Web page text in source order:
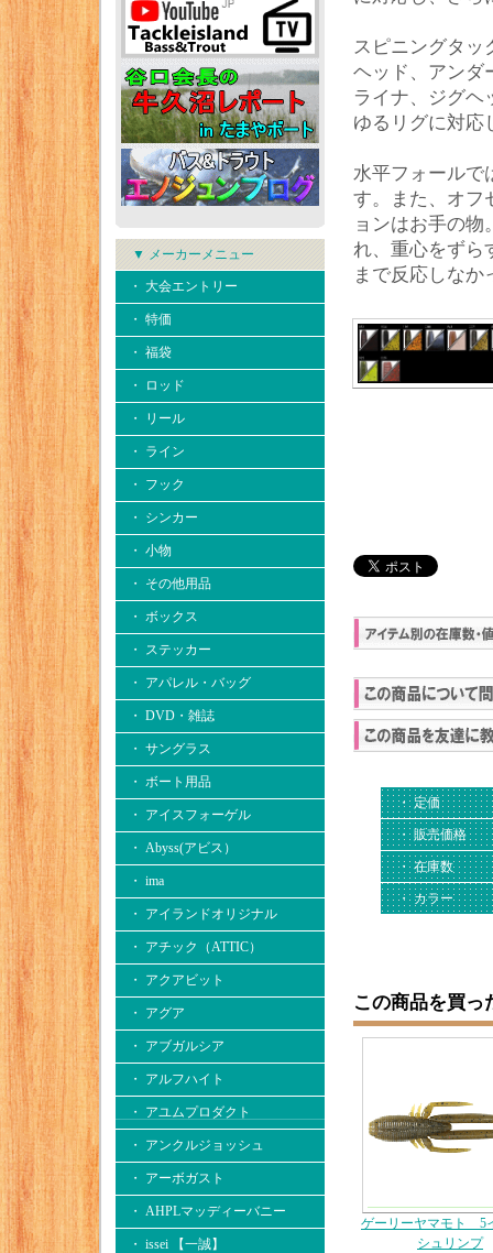
▼ メーカーメニュー
・ 大会エントリー
・ 特価
・ 福袋
・ ロッド
・ リール
・ ライン
・ フック
・ シンカー
・ 小物
・ その他用品
・ ボックス
・ ステッカー
・ アパレル・バッグ
・ DVD・雑誌
・ サングラス
・ ボート用品
・ アイスフォーゲル
・ Abyss(アビス）
・ ima
・ アイランドオリジナル
・ アチック（ATTIC）
・ アクアビット
・ アグア
・ アブガルシア
・ アルフハイト
・ アユムプロダクト
・ アンクルジョッシュ
・ アーボガスト
・ AHPLマッディーバニー
・ issei 【一誠】
スピニングタッ
ヘッド、アンダ
ライナ、ジグヘ
ゆるリグに対応
水平フォールで
す。また、オフ
ョンはお手の
れ、重心をずら
まで反応しなか
・ 定価
・ 販売価格
・ 在庫数
・ カラー
この商品を買っ
ゲーリーヤマモト
シュリンプ